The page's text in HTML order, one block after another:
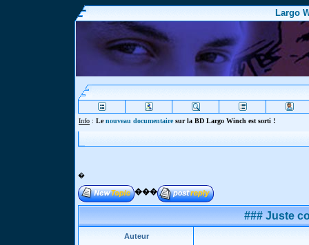
Largo
Info : Lenouveau documentairesur la BD Largo Winch est sorti !
�
���
### Juste
Auteur